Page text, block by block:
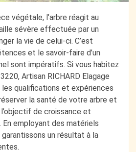
végétale, l’arbre réagit au
sévère effectuée par un
la vie de celui-ci. C’est
et le savoir-faire d’un
sont impératifs. Si vous habitez
Artisan RICHARD Elagage
qualifications et expériences
la santé de votre arbre et
de croissance et
En employant des matériels
un résultat à la